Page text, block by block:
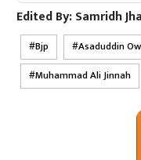
Edited By:Samridh
Bjp Asaduddin
Muhammad Ali Jinnah